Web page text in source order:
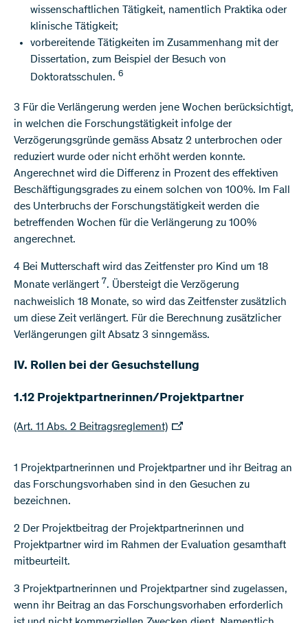
wissenschaftlichen Tätigkeit, namentlich Praktika oder
klinische Tätigkeit;
vorbereitende Tätigkeiten im Zusammenhang mit der
Dissertation, zum Beispiel der Besuch von
Doktoratsschulen. 6
3 Für die Verlängerung werden jene Wochen berücksichtigt,
in welchen die Forschungstätigkeit infolge der
Verzögerungsgründe gemäss Absatz 2 unterbrochen oder
reduziert wurde oder nicht erhöht werden konnte.
Angerechnet wird die Differenz in Prozent des effektiven
Beschäftigungsgrades zu einem solchen von 100%. Im Fall
des Unterbruchs der Forschungstätigkeit werden die
betreffenden Wochen für die Verlängerung zu 100%
angerechnet.
4 Bei Mutterschaft wird das Zeitfenster pro Kind um 18
Monate verlängert 7. Übersteigt die Verzögerung
nachweislich 18 Monate, so wird das Zeitfenster zusätzlich
um diese Zeit verlängert. Für die Berechnung zusätzlicher
Verlängerungen gilt Absatz 3 sinngemäss.
IV. Rollen bei der Gesuchstellung​
1.12 Projektpartnerinnen/Projektpartner
(Art. 11 Abs. 2 Beitragsreglement)
1 Projektpartnerinnen und Projektpartner und ihr Beitrag an
das Forschungsvorhaben sind in den Gesuchen zu
bezeichnen.
2 Der Projektbeitrag der Projektpartnerinnen und
Projektpartner wird im Rahmen der Evaluation gesamthaft
mitbeurteilt.
3 Projektpartnerinnen und Projektpartner sind zugelassen,
wenn ihr Beitrag an das Forschungsvorhaben erforderlich